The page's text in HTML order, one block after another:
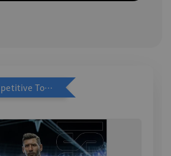
加購優惠【Competitive Toys 梅西 [CM001]】